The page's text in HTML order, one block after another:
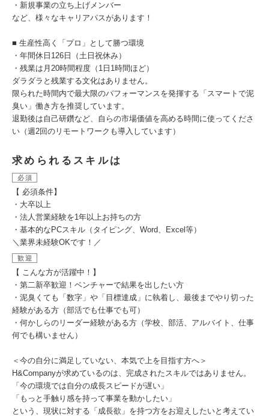
・新規事業の立ち上げメンバー
など、様々なキャリアパスがあります！
■ 生産性高く「プロ」として勝つ環境
・年間休日126日（土日祝休み）
・残業は月20時間程度（1日1時間ほど）
ダラダラと残業する文化はありません。
限られた時間内で最大限のパフォーマンスを発揮する「スマートで泥
臭い」働き方を推奨しています。
退勤後は自己研鑽など、自らの市場価値を高める時間に使ってくださ
い（週2回のリモートワークも導入しています）
求められるスキルは
必須
【 必須条件】
・大卒以上
・法人営業経験を1年以上お持ちの方
・基本的なPCスキル（タイピング、Word、Excel等）
＼業界未経験OKです！／
歓迎
【 こんな方が活躍中！】
・第二新卒歓迎！ベンチャーで結果を出したい方
・泥臭くても「数字」や「目標達成」に執着し、最後までやり切った
経験がある方（部活でも仕事でも可）
・何かしらのリーダー経験がある方（学校、部活、アルバイト、仕事
何でも構いません）
＜今の自分に満足していない、本気で上を目指す方へ＞
H&Companyが求めているのは、完成されたスキルではありません。
「今の環境では自分の成長スピードが遅い」
「もっと手触り感を持って事業を動かしたい」
という、現状に対する「成長欲」を持つ方をお迎えしたいと考えてい